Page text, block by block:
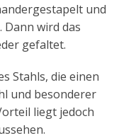
und
wird das
gefaltet.
Stahls, die einen
und besonderer
liegt jedoch